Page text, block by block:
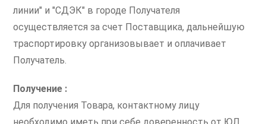
линии" и "СДЭК" в городе Получателя
осуществляется за счет Поставщика, дальнейшую
траспортировку организовывает и оплачивает
Получатель.
Получение :
Для получения Товара, контактному лицу
необходимо иметь при себе доверенность от ЮЛ